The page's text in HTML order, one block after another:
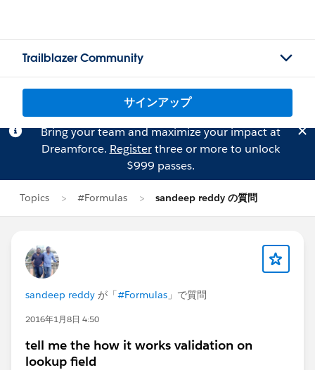
Trailblazer Community
サインアップ
Bring your team and maximize your impact at
Dreamforce. Registerthree or more to unlock
$999 passes.
Topics #Formulas sandeep reddy の質問
sandeep reddy が「#Formulas 」で質問
2016年1月8日 4:50
tell me the how it works validation on
lookup field